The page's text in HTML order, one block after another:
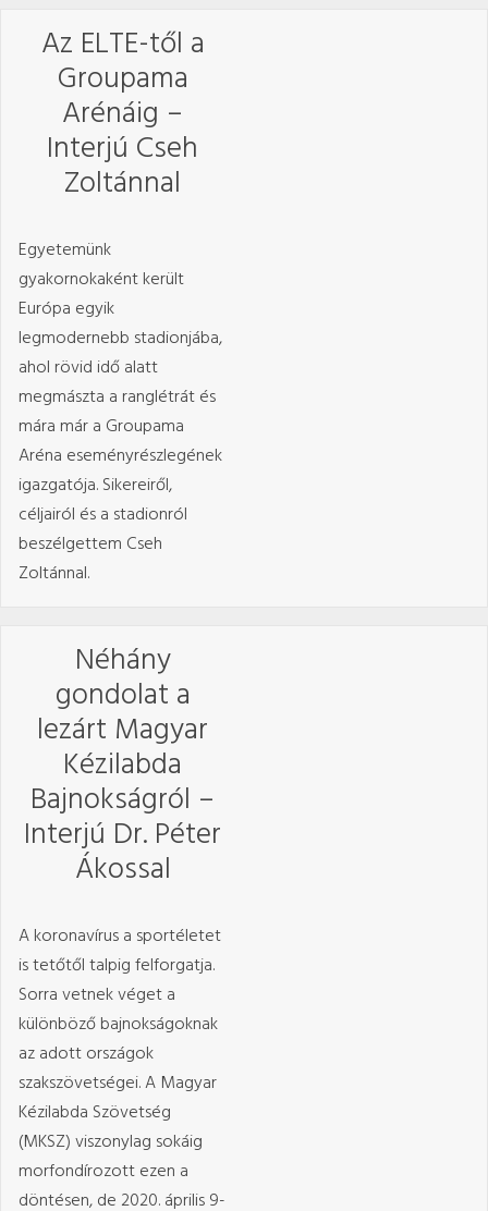
Az ELTE-től a
Groupama
Arénáig –
Interjú Cseh
Zoltánnal
Egyetemünk
gyakornokaként került
Európa egyik
legmodernebb stadionjába,
ahol rövid idő alatt
megmászta a ranglétrát és
mára már a Groupama
Aréna eseményrészlegének
igazgatója. Sikereiről,
céljairól és a stadionról
beszélgettem Cseh
Zoltánnal.
Néhány
gondolat a
lezárt Magyar
Kézilabda
Bajnokságról –
Interjú Dr. Péter
Ákossal
A koronavírus a sportéletet
is tetőtől talpig felforgatja.
Sorra vetnek véget a
különböző bajnokságoknak
az adott országok
szakszövetségei. A Magyar
Kézilabda Szövetség
(MKSZ) viszonylag sokáig
morfondírozott ezen a
döntésen, de 2020. április 9-